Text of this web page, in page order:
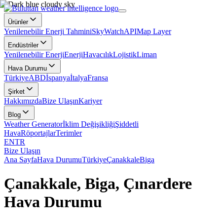
Ürünler
Yenilenebilir Enerji TahminiSkyWatchAPIMap Layer
Endüstriler
Yenilenebilir EnerjiEnerjiHavacılıkLojistikLiman
Hava Durumu
TürkiyeABDİspanyaİtalyaFransa
Şirket
HakkımızdaBize UlaşınKariyer
Blog
Weather Generatorİklim DeğişikliğiŞiddetli
HavaRöportajlarTerimler
ENTR
Bize Ulaşın
Ana SayfaHava DurumuTürkiyeÇanakkaleBiga
Çanakkale, Biga, Çınardere
Hava Durumu